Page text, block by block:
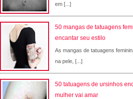
em [...]
50 mangas de tatuagens
encantar seu estilo
As mangas de tatuagens
na pele, [...]
50 tatuagens de ursinhos
mulher vai amar